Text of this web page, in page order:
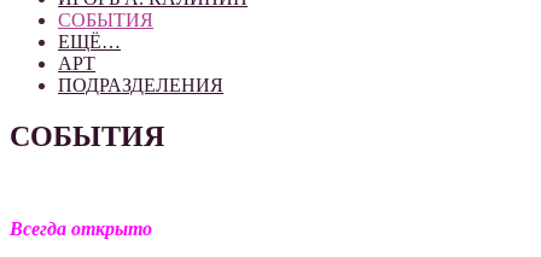
СОБЫТИЯ
ЕЩЁ…
АРТ
ПОДРАЗДЕЛЕНИЯ
СОБЫТИЯ
Всегда открыто